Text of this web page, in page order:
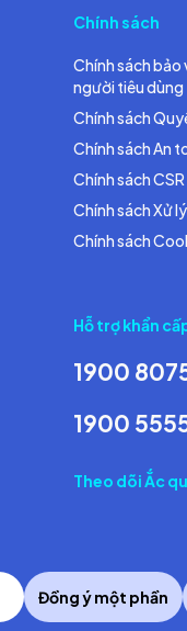
Chính sách
Chính sách bảo
người tiêu dùng
Chính sách
Chính sách An
Chính sách
Chính sách Xử
Chính sách
Hỗ trợ khẩn
1900
1900
Theo dõi Ắc
Copyright © 2014
Đồng ý một phần